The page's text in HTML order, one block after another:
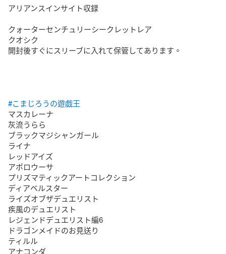
アリアンスインサイト収録
クォーターセンチュリーシークレットレア
クオシク
開封後すぐにスリーブに入れて保管してあります。
#こまじろうの遊戯王
マスカレーナ
灰流うらら
ブラックマジシャンガール
ライナ
レッドアイズ
アポロウーサ
プリズマティックアートコレクション
ディアベルスター
ライズオブザデュエリスト
疾風のデュエリスト
レジェンドデュエリスト編6
ドラゴンメイドのお見送り
ティルル
アナコンダ